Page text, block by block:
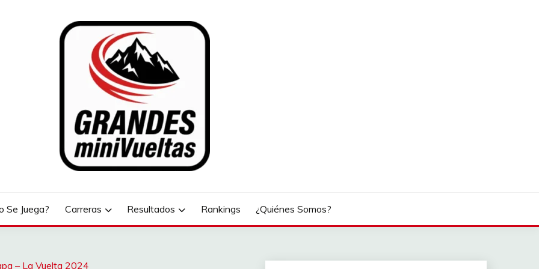
Se Juega? Carreras Resultados Rankings ¿Quiénes Somos?
– La Vuelta 2024